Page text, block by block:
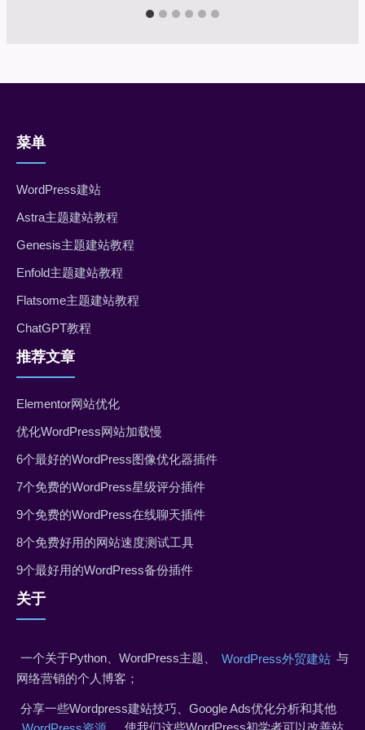
菜单
WordPress建站
Astra主题建站教程
Genesis主题建站教程
Enfold主题建站教程
Flatsome主题建站教程
ChatGPT教程
推荐文章
Elementor网站优化
优化WordPress网站加载慢
6个最好的WordPress图像优化器插件
7个免费的WordPress星级评分插件
9个免费的WordPress在线聊天插件
8个免费好用的网站速度测试工具
9个最好用的WordPress备份插件
关于
一个关于Python、WordPress主题、 WordPress外贸建站 与
网络营销的个人博客；
分享一些Wordpress建站技巧、Google Ads优化分析和其他